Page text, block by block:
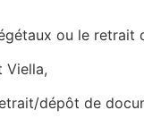
ou le retrait
Viella,
dépôt de